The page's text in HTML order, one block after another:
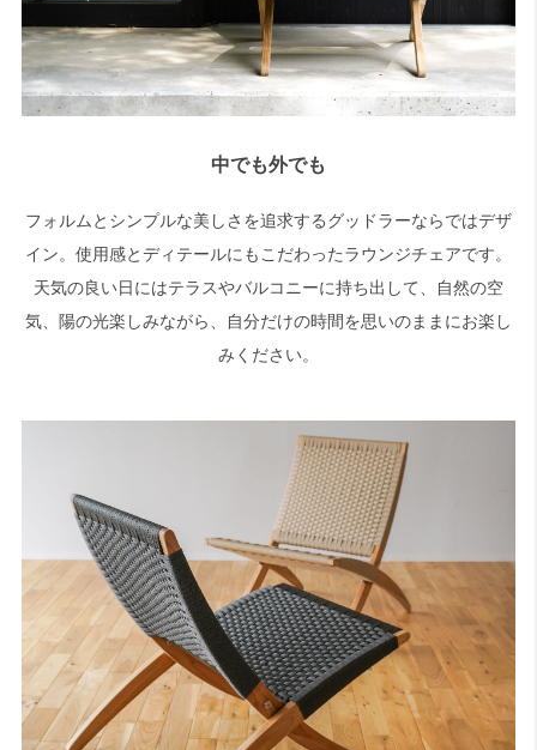
中でも外でも
フォルムとシンプルな美しさを追求するグッドラーならではデザ
イン。使用感とディテールにもこだわったラウンジチェアです。
天気の良い日にはテラスやバルコニーに持ち出して、自然の空
気、陽の光楽しみながら、自分だけの時間を思いのままにお楽し
みください。